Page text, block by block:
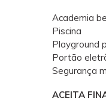
Academia
Piscina
Playground
Portão
Segurança
ACEITA